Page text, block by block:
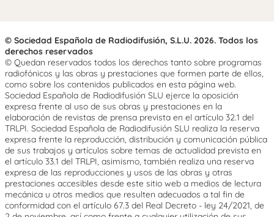
© Sociedad Española de Radiodifusión, S.L.U. 2026. Todos los
derechos reservados
© Quedan reservados todos los derechos tanto sobre programas
radiofónicos y las obras y prestaciones que formen parte de ellos,
como sobre los contenidos publicados en esta página web.
Sociedad Española de Radiodifusión SLU ejerce la oposición
expresa frente al uso de sus obras y prestaciones en la
elaboración de revistas de prensa prevista en el artículo 32.1 del
TRLPI. Sociedad Española de Radiodifusión SLU realiza la reserva
expresa frente la reproducción, distribución y comunicación pública
de sus trabajos y artículos sobre temas de actualidad prevista en
el artículo 33.1 del TRLPI, asimismo, también realiza una reserva
expresa de las reproducciones y usos de las obras y otras
prestaciones accesibles desde este sitio web a medios de lectura
mecánica u otros medios que resulten adecuados a tal fin de
conformidad con el artículo 67.3 del Real Decreto - ley 24/2021, de